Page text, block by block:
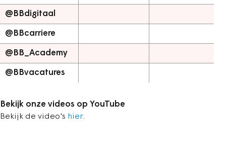
@BBdigitaal
@BBcarriere
@BB_Academy
@BBvacatures
Bekijk onze videos op YouTube
Bekijk de video's hier.